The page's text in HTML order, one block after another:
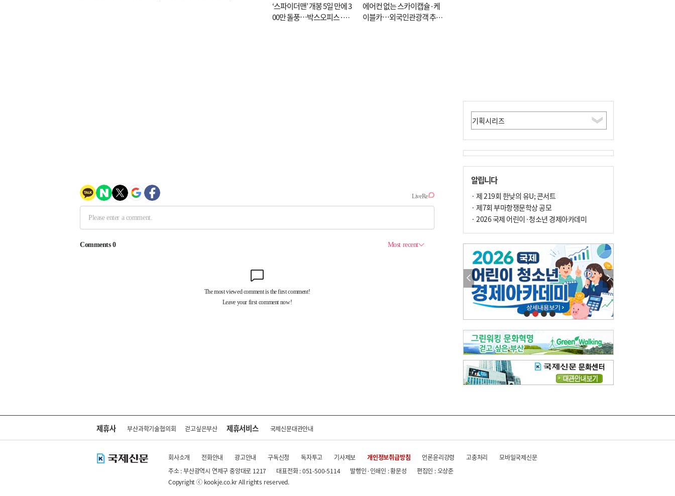
‘스파이더맨’ 개봉 5일 만에 3
00만 돌풍…박스오피스·예
에어컨 없는 스카이캡슐·케
이블카…외국인관광객 추억
알립니다
· 제 219회 한낮의 유U; 콘서트
· 제7회 부마항쟁문학상 공모
· 2026 국제 어린이·청소년 경제아카데미
제휴사 부산과학기술협의회 걷고싶은부산 제휴서비스 국제신문대관안내
회사소개 전화안내 광고안내 구독신청 독자투고 기사제보 개인정보취급방침 언론윤리강령 고충처리
모바일국제신문
주소 : 부산광역시 연제구 중앙대로 1217
대표전화 : 051-500-5114 발행인·인쇄인 : 황문성
편집인 : 오상준
Copyright ⓒ kookje.co.kr All rights reserved.